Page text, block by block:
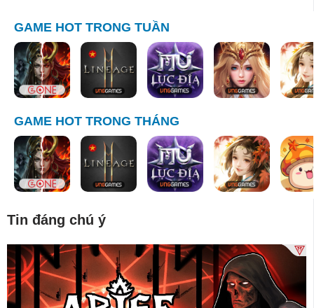
GAME HOT TRONG TUẦN
GAME HOT TRONG THÁNG
Tin đáng chú ý